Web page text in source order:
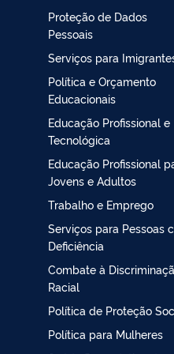
Proteção de Dados
Pessoais
Serviços para
Política e Orçamento
Educacionais
Educação Profissional e
Tecnológica
Educação Profissional
Jovens e Adultos
Trabalho e Emprego
Serviços para Pessoas
Deficiência
Combate à
Racial
Política de Proteção
Política para Mulheres